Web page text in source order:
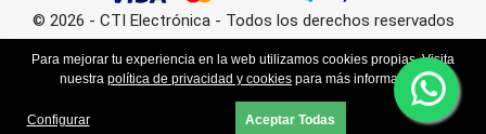
Para mejorar tu experiencia en la web utilizamos cookies propias. Visita
nuestra política de privacidad y cookies para más información.
Configurar Aceptar Todas
© 2026 - CTI Electrónica - Todos los derechos reservados